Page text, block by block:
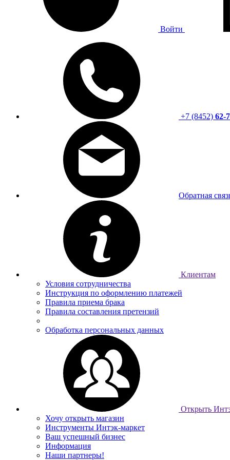
Войти
+7 (8452) 62-
Обратная
Клиентам
Условия сотрудничества
Инструкция по оформлению платежей
Правила приема брака
Правила составления претензий
Обработка персональных данных
Открыть
Хочу открыть магазин
Инструменты Интэк-маркет
Ваш успешный бизнес
Информация
Наши партнеры!